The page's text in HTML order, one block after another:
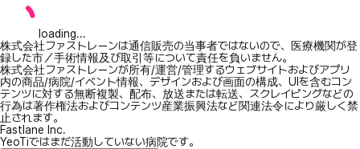
loading...
株式会社ファストレーンは通信販売の当事者ではないので、医療機関が登
録した市／手術情報及び取引等について責任を負いません。
株式会社ファストレーンが所有/運営/管理するウェブサイトおよびアプリ
内の商品/病院/イベント情報、デザインおよび画面の構成、UIを含むコン
テンツに対する無断複製、配布、放送または転送、スクレイピングなどの
行為は著作権法およびコンテンツ産業振興法など関連法令により厳しく禁
止されます。
Fastlane Inc.
YeoTiではまだ活動していない病院です。